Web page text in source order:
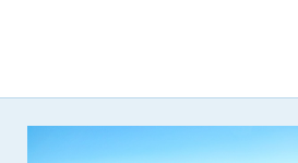
(1) 第三者または管理者の著作権、その
る行為
(2) 第三者または管理者の財産、プラ